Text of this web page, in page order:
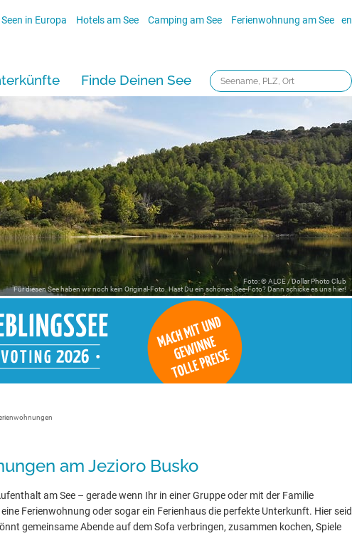
Seen in Europa Hotels am See Camping am See Ferienwohnung am See en
Finde Deinen See
Foto: © ALCE / Dollar Photo Club
Für diesen See haben wir noch kein Original-Foto. Hast Du ein schönes See-Foto? Dann schicke es uns hier!
am Jezioro Busko
am See – gerade wenn Ihr in einer Gruppe oder mit der Familie
Ferienwohnung oder sogar ein Ferienhaus die perfekte Unterkunft. Hier seid
gemeinsame Abende auf dem Sofa verbringen, zusammen kochen, Spiele